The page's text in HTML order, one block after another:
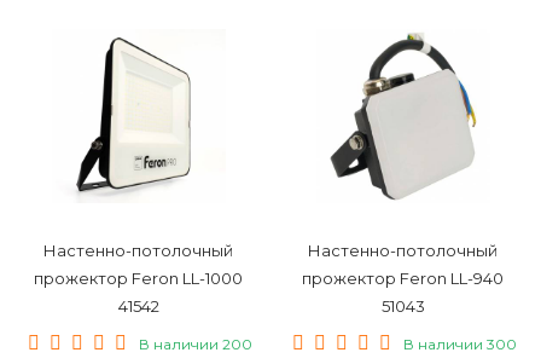
Настенно-потолочный
прожектор Feron LL-1000
41542
В наличии 200
Настенно-потолочный
прожектор Feron LL-940
51043
В наличии 300